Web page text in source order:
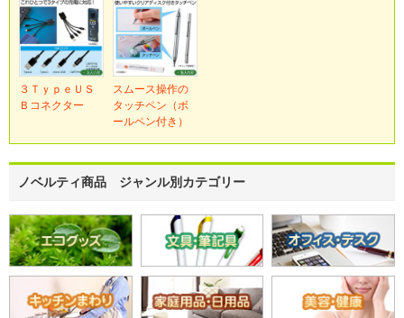
３ＴｙｐｅＵＳ
Ｂコネクター
スムース操作の
タッチペン（ボ
ールペン付き）
ノベルティ商品 ジャンル別カテゴリー